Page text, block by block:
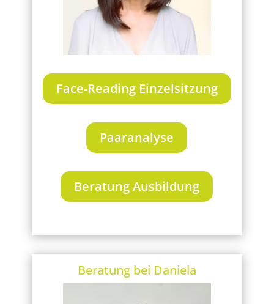
Face-Reading Einzelsitzung
Paaranalyse
Beratung Ausbildung
Beratung bei Daniela